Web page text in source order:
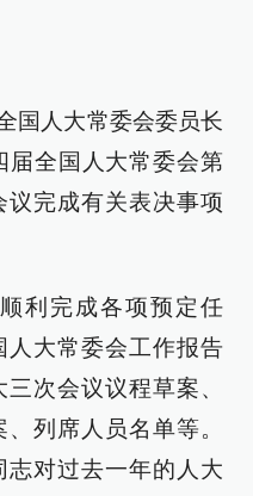
国人大常委会委员长
届全国人大常委会第
完成有关表决事项
利完成各项预定任
人大常委会工作报告
次会议议程草案、
列席人员名单等。
对过去一年的人大